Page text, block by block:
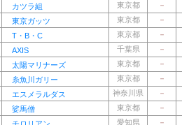
カツラ組 東京都
－
東京ガッツ 東京都
－
T・B・C 東京都
－
AXIS 千葉県
－
太陽マリナーズ 東京都
－
糸魚川ガリー 東京都
－
エスメラルダス 神奈川県
－
娑馬僧 東京都
－
愛知県
－